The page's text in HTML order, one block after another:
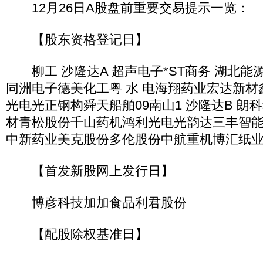
12月26日A股盘前重要交易提示一览：
【股东资格登记日】
柳工 沙隆达A 超声电子*ST商务 湖北能
同洲电子德美化工粤 水 电海翔药业宏达新
光电光正钢构舜天船舶09南山1 沙隆达B 朗
材青松股份千山药机鸿利光电光韵达三丰智
中新药业美克股份多伦股份中航重机博汇纸
【首发新股网上发行日】
博彦科技加加食品利君股份
【配股除权基准日】